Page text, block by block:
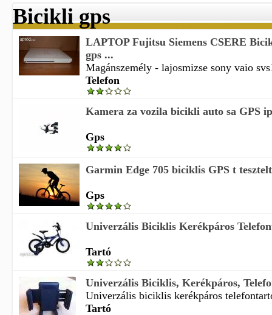
Bicikli gps
LAPTOP Fujitsu Siemens CSERE
gps ...
Magánszemély - lajosmizse sony vaio
Telefon
Kamera za vozila bicikli auto sa GPS
Gps
Garmin Edge 705 biciklis GPS t
Gps
Univerzális Biciklis Kerékpáros
Tartó
Univerzális Biciklis, Kerékpáros,
Univerzális biciklis kerékpáros
Tartó